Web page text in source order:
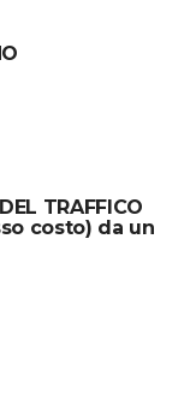
TRAFFICO
costo) da un